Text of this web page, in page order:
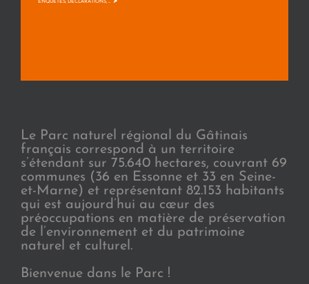
ENQUÊTES, DÉCLARATIONS, ...
Le Parc naturel régional du Gâtinais
français correspond à un territoire
s’étendant sur 75.640 hectares, couvrant 69
communes (36 en Essonne et 33 en Seine-
et-Marne) et représentant 82.153 habitants
qui est aujourd’hui au cœur des
préoccupations en matière de préservation
de l’environnement et du patrimoine
naturel et culturel.
Bienvenue dans le Parc !